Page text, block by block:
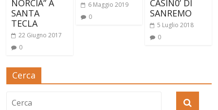
NORCIA” A
SANTA
TECLA
22 Giugno 2017
0
6 Maggio 2019
0
CASIN0’ DI
SANREMO
5 Luglio 2018
0
Cerca